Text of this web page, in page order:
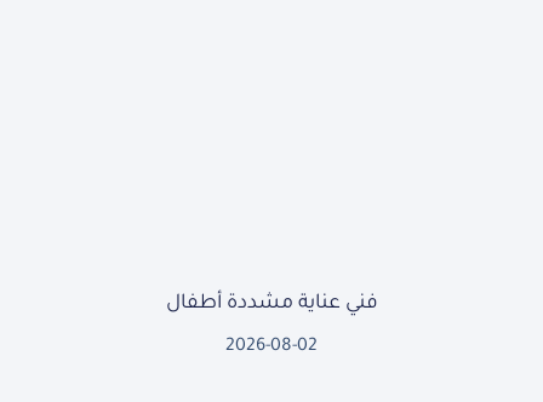
فني عناية مشددة أطفال
2026-08-02